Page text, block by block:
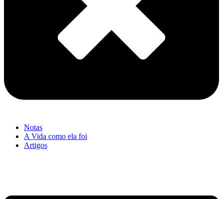
Notas
A Vida como ela foi
Artigos